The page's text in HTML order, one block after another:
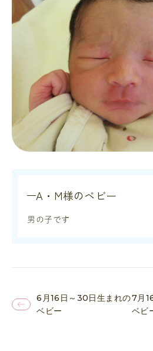
A・M様のベビー
男の子です
6月16日～30日生まれの
ベビー
7月
ベビ